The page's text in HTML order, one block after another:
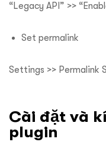
“Legacy API” >>
Set permalink
Settings >> Permalink
Cài đặt và
plugin